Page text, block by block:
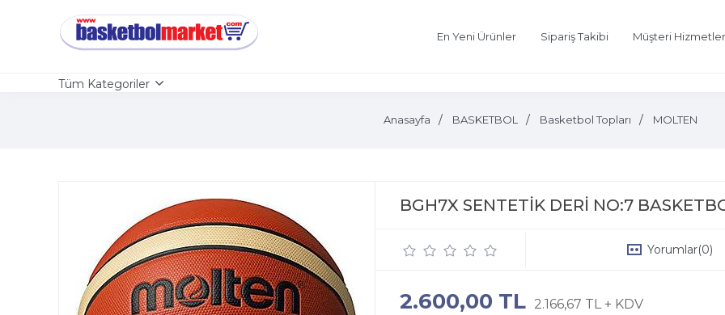
En Yeni Ürünler Sipariş Takibi Müşteri
Tüm Kategoriler
Anasayfa BASKETBOL Basketbol Topları MOLTEN
BGH7X SENTETİK DERİ NO:7
Yorumlar(0)
2.600,00 TL 2.166,67 TL + KDV